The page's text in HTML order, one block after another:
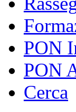
PON
PON
Cerca